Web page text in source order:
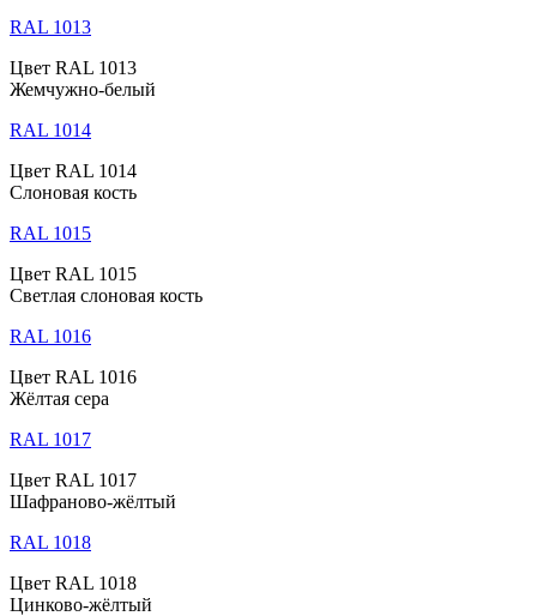
RAL 1013
Цвет RAL 1013
Жемчужно-белый
RAL 1014
Цвет RAL 1014
Слоновая кость
RAL 1015
Цвет RAL 1015
Светлая слоновая кость
RAL 1016
Цвет RAL 1016
Жёлтая сера
RAL 1017
Цвет RAL 1017
Шафраново-жёлтый
RAL 1018
Цвет RAL 1018
Цинково-жёлтый